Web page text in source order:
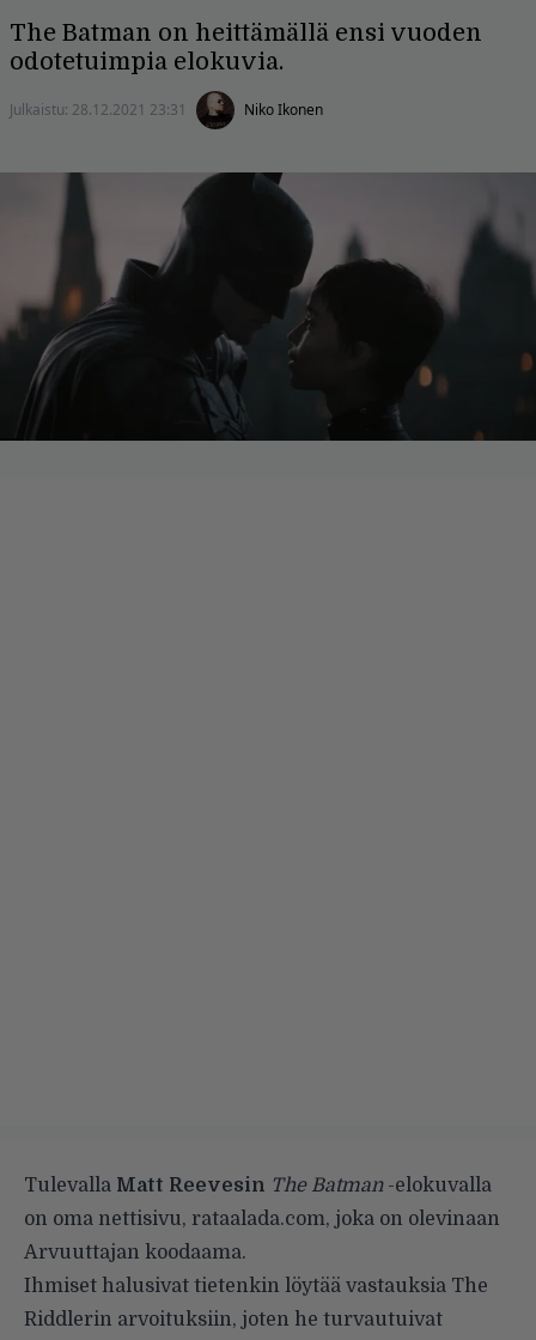
The Batman on heittämällä ensi vuoden
odotetuimpia elokuvia.
Julkaistu: 28.12.2021 23:31 Niko Ikonen
Tulevalla Matt Reevesin The Batman-elokuvalla
on oma nettisivu, rataalada.com, joka on olevinaan
Arvuuttajan koodaama.
Ihmiset halusivat tietenkin löytää vastauksia The
Riddlerin arvoituksiin, joten he turvautuivat